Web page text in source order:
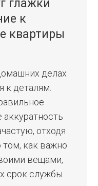
глажки
к
квартиры
делах
к деталям.
отходя
как важно
вещами,
срок службы.